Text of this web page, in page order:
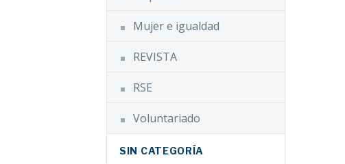
Mujer e igualdad
REVISTA
RSE
Voluntariado
SIN CATEGORÍA